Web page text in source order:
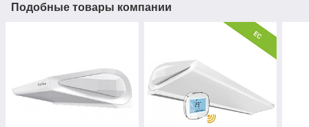
Подобные товары компании